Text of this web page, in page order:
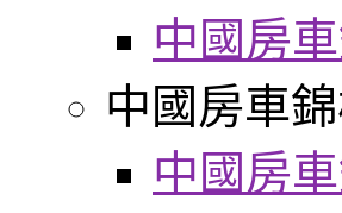
中國房
中國房車
中國房